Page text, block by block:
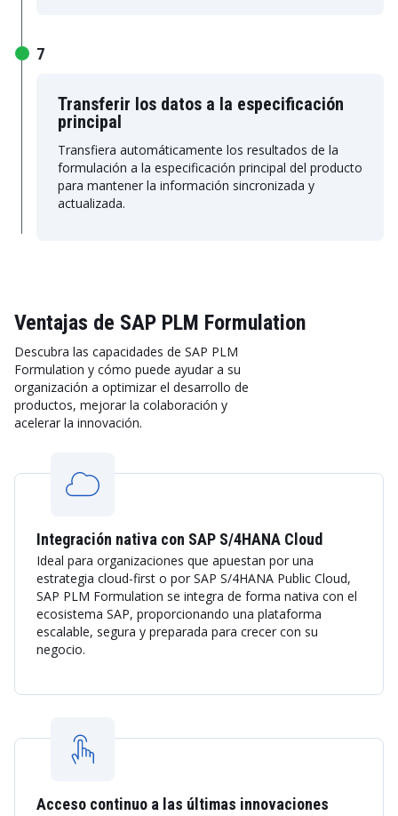
Transferir los datos a la especificación
principal
Transfiera automáticamente los resultados de la
formulación a la especificación principal del producto
para mantener la información sincronizada y
actualizada.
7
Ventajas de SAP PLM Formulation
Descubra las capacidades de SAP PLM
Formulation y cómo puede ayudar a su
organización a optimizar el desarrollo de
productos, mejorar la colaboración y
acelerar la innovación.
Integración nativa con SAP S/4HANA Cloud
Ideal para organizaciones que apuestan por una
estrategia cloud-first o por SAP S/4HANA Public Cloud,
SAP PLM Formulation se integra de forma nativa con el
ecosistema SAP, proporcionando una plataforma
escalable, segura y preparada para crecer con su
negocio.
Acceso continuo a las últimas innovaciones